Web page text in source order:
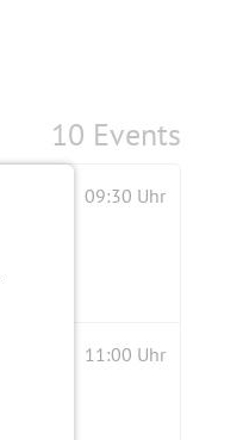
10 Events
09:30 Uhr
11:00 Uhr